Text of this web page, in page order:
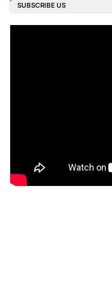
SUBSCRIBE US